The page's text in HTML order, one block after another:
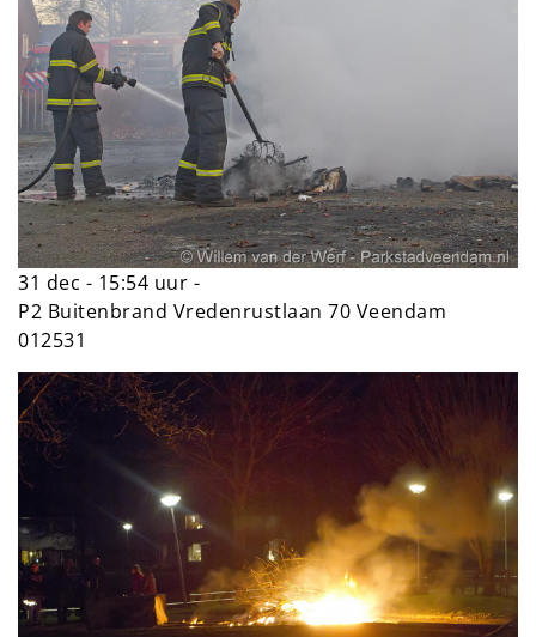
31 dec - 15:54 uur -
P2 Buitenbrand Vredenrustlaan 70 Veendam
012531